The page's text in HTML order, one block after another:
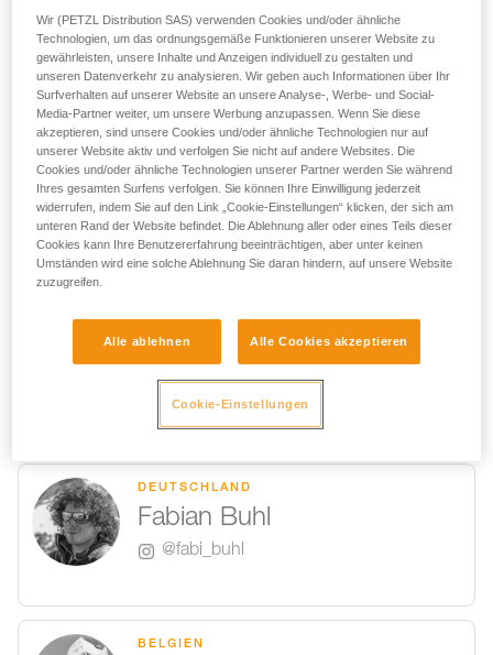
USA
@courtneydauwalter
USA
Margo Hayes
@margojain
Charlotte Durif
DEUTSCHLAND
Fabian Buhl
@fabi_buhl
BELGIEN
Wir (PETZL Distribution SAS) verwenden Cookies und/oder ähnliche
Technologien, um das ordnungsgemäße Funktionieren unserer Website zu
gewährleisten, unsere Inhalte und Anzeigen individuell zu gestalten und
unseren Datenverkehr zu analysieren. Wir geben auch Informationen über Ihr
Surfverhalten auf unserer Website an unsere Analyse-, Werbe- und Social-
Media-Partner weiter, um unsere Werbung anzupassen. Wenn Sie diese
akzeptieren, sind unsere Cookies und/oder ähnliche Technologien nur auf
unserer Website aktiv und verfolgen Sie nicht auf andere Websites. Die
Cookies und/oder ähnliche Technologien unserer Partner werden Sie während
Ihres gesamten Surfens verfolgen. Sie können Ihre Einwilligung jederzeit
widerrufen, indem Sie auf den Link „Cookie-Einstellungen“ klicken, der sich am
unteren Rand der Website befindet. Die Ablehnung aller oder eines Teils dieser
Cookies kann Ihre Benutzererfahrung beeinträchtigen, aber unter keinen
Umständen wird eine solche Ablehnung Sie daran hindern, auf unsere Website
zuzugreifen.
Alle ablehnen Alle Cookies akzeptieren
Cookie-Einstellungen